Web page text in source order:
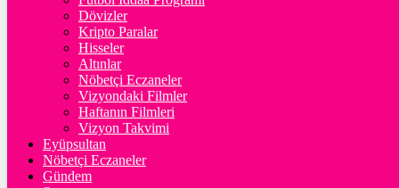
BİTCOİN
฿%-0.8
ETHEREUM
%-0.4
TETHER
47.67
$%0
Dövizler
Kripto Paralar
Hisseler
Altınlar
Nöbetçi Eczaneler
Vizyondaki Filmler
Haftanın Filmleri
Vizyon Takvimi
Eyüpsultan
Nöbetçi Eczaneler
Gündem